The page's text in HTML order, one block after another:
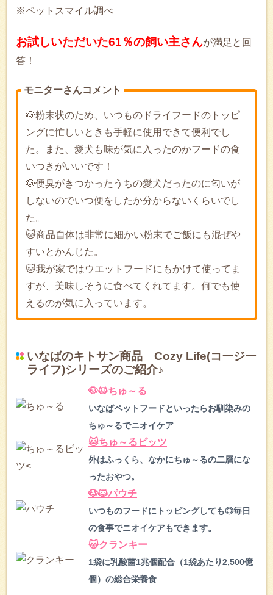
※ペットスマイル調べ
お試しいただいた61％の飼い主さんが満足と回
答！
モニターさんコメント
🐶粉末状のため、いつものドライフードのトッピ
ングに忙しいときも手軽に使用できて便利でし
た。また、愛犬も味が気に入ったのかフードの食
いつきがいいです！
🐶便臭がきつかったうちの愛犬だったのに匂いが
しないのでいつ便をしたか分からないくらいでし
た。
🐱商品自体は非常に細かい粉末でご飯にも混ぜや
すいとかんじた。
🐱我が家ではウエットフードにもかけて使ってま
すが、美味しそうに食べてくれてます。何でも使
えるのが気に入っています。
いなばのキトサン商品 Cozy Life(コージー
ライフ)シリーズのご紹介♪
🐶🐱ちゅ～る
いなばペットフードといったらお馴染みの
ちゅ～るでニオイケア
🐱ちゅ～るビッツ
外はふっくら、なかにちゅ～るの二層にな
ったおやつ。
🐶🐱パウチ
いつものフードにトッピングしても◎毎日
の食事でニオイケアもできます。
🐱クランキー
1袋に乳酸菌1兆個配合（1袋あたり2,500億
個）の総合栄養食